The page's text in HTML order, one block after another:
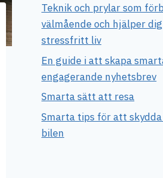
Teknik och prylar som
välmående och hjälper
stressfritt liv
En guide i att skapa
engagerande nyhetsbrev
Smarta sätt att resa
Smarta tips för att
bilen